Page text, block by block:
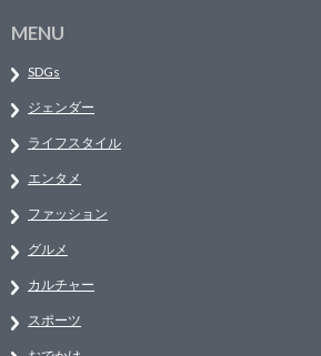
MENU
SDGs
ジェンダー
ライフスタイル
エンタメ
ファッション
グルメ
カルチャー
スポーツ